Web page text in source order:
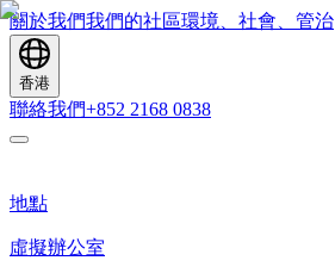
關於我們我們的社區環境、社會、管治
香港
聯絡我們+852 2168 0838
地點
虛擬辦公室